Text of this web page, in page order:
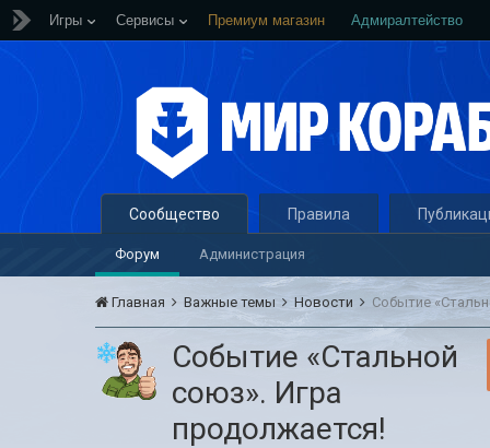
Игры Сервисы Премиум магазин Адмиралтейство
Сообщество
Форум Администрация
Правила
Главная Важные темы Новости Событие
Событие «Стальной
союз». Игра
продолжается!